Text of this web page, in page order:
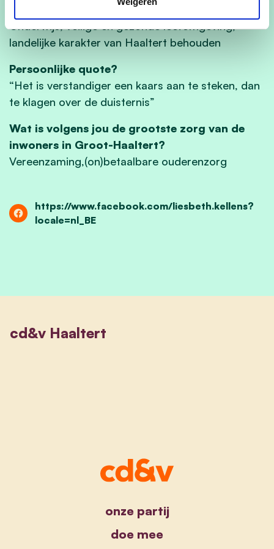
Wat zijn voor u de 3 belangrijkste thema’s?
Onderwijs, veilige en gezonde leefomgeving,
landelijke karakter van Haaltert behouden
Persoonlijke quote?
“Het is verstandiger een kaars aan te steken, dan
te klagen over de duisternis”
Wat is volgens jou de grootste zorg van de
inwoners in Groot-Haaltert?
Vereenzaming,(on)betaalbare ouderenzorg
https://www.facebook.com/liesbeth.kellens?
locale=nl_BE
cd&v Haaltert
onze partij
doe mee